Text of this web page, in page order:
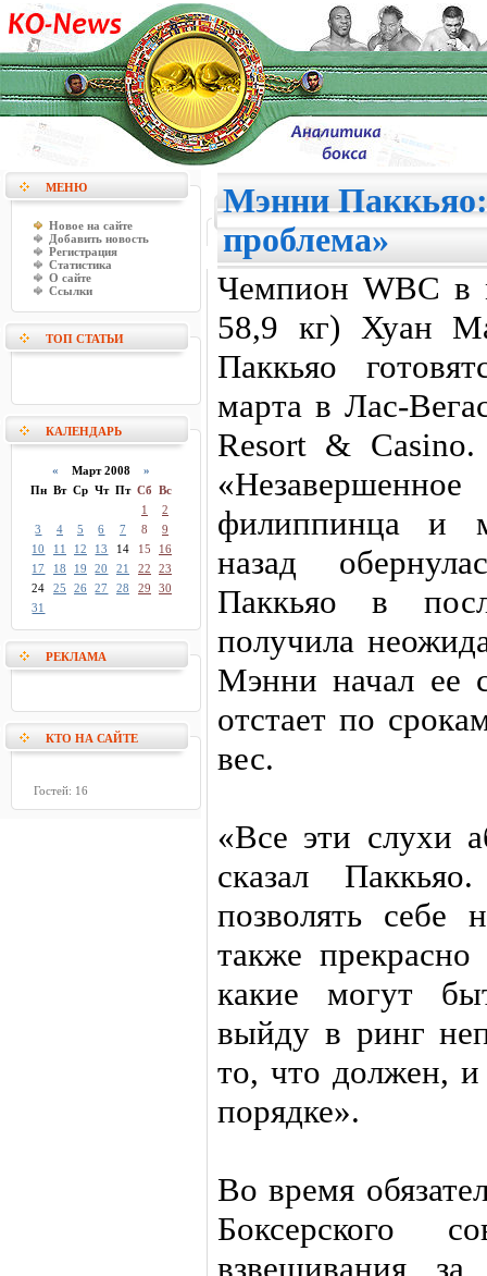
МЕНЮ
Новое на сайте
Добавить новость
Регистрация
Статистика
О сайте
Ссылки
ТОП СТАТЬИ
КАЛЕНДАРЬ
« Март 2008 »
Пн Вт Ср Чт Пт Сб Вс
1
2
3
4 5 6 7 8
9
10
11 12 13 14 15
16
17
18 19 20 21 22
23
24
25 26 27 28 29
30
31
РЕКЛАМА
КТО НА САЙТЕ
Гостей: 16
Мэнни Паккьяо:
проблема»
Чемпион WBC в
58,9 кг) Хуан
Паккьяо
марта в Лас-
Resort &
филиппинца и
назад
Паккьяо в
получила
Мэнни начал ее
отстает по
вес.
«Все эти слухи
сказал
позволять себе
также
какие могут
выйду в ринг
то, что должен,
порядке».
Во время
Боксерского
взвешивания